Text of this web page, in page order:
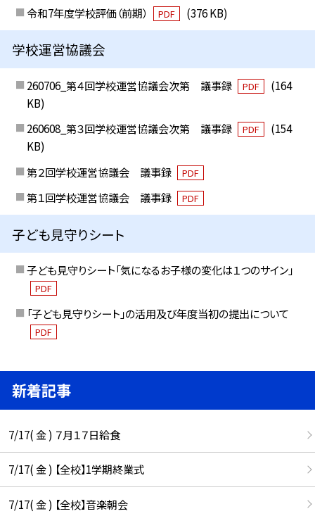
令和7年度学校評価（前期）
PDF (376 KB)
学校運営協議会
260706_第４回学校運営協議会次第 議事録 PDF
(164
KB)
260608_第３回学校運営協議会次第 議事録
PDF
(154
KB)
第２回学校運営協議会 議事録
PDF
第１回学校運営協議会 議事録 PDF
子ども見守りシート
子ども見守りシート「気になるお子様の変化は１つのサイン」
PDF
「子ども見守りシート」の活用及び年度当初の提出について
PDF
新着記事
7/17( 金 ) ７月１７日給食
7/17( 金 ) 【全校】1学期終業式
7/17( 金 ) 【全校】音楽朝会